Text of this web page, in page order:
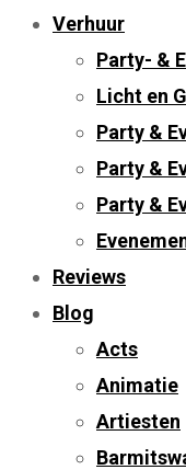
Verhuur
Party- &
Licht en
Party &
Party &
Party &
Reviews
Blog
Acts
Animatie
Artiesten